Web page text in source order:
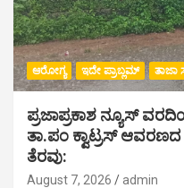
ಆರೋಗ್ಯ ಇದೇ ಪ್ರಾಬ್ಲಮ್ ತಾಜಾ
ಪ್ರಜಾಪ್ರಕಾಶ ನ್ಯೂಸ್
ತಾ.ಪಂ ಕ್ವಾಟ್ರಸ್
ತೆರವು:
August 7, 2026 admin